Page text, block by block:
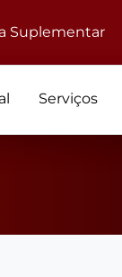
Suplementar
Serviços